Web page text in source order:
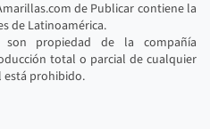
de Publicar contiene la
de Latinoamérica.
son propiedad de la compañía
total o parcial de cualquier
está prohibido.